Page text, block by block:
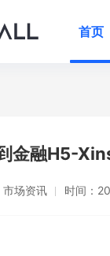
首页
金融H5-
市场资讯 时间：